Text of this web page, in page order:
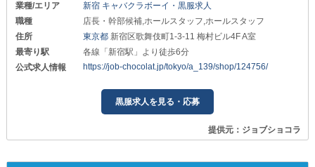
業種/エリア
新宿 キャバクラボーイ・黒服求人
職種
店長・幹部候補,ホールスタッフ,ホールスタッフ
住所
東京都 新宿区歌舞伎町1-3-11 梅村ビル4F A室
最寄り駅
各線「新宿駅」より徒歩6分
公式求人情報
https://job-chocolat.jp/tokyo/a_139/shop/124756/
黒服求人を見る・応募
提供元：ジョブショコラ